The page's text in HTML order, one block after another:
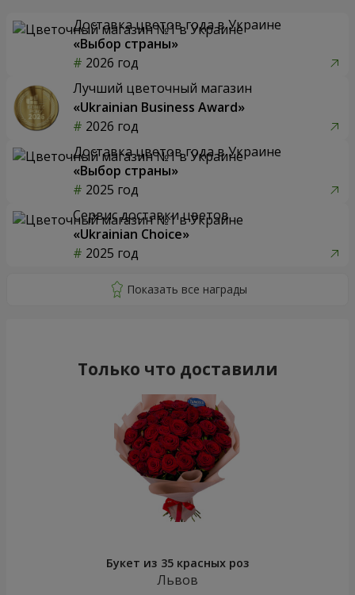
Доставка цветов года в Украине
«Выбор страны»
2026 год
Лучший цветочный магазин
«Ukrainian Business Award»
2026 год
Доставка цветов года в Украине
«Выбор страны»
2025 год
Сервис доставки цветов
«Ukrainian Choice»
2025 год
Только что доставили
Букет из 35 красных роз
Львов